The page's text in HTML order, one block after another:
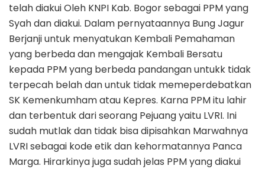
telah diakui Oleh KNPI Kab. Bogor sebagai PPM yang
Syah dan diakui. Dalam pernyataannya Bung Jagur
Berjanji untuk menyatukan Kembali Pemahaman
yang berbeda dan mengajak Kembali Bersatu
kepada PPM yang berbeda pandangan untukk tidak
terpecah belah dan untuk tidak memeperdebatkan
SK Kemenkumham atau Kepres. Karna PPM itu lahir
dan terbentuk dari seorang Pejuang yaitu LVRI. Ini
sudah mutlak dan tidak bisa dipisahkan Marwahnya
LVRI sebagai kode etik dan kehormatannya Panca
Marga. Hirarkinya juga sudah jelas PPM yang diakui